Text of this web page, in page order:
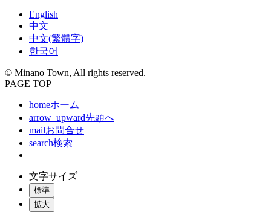
English
中文
中文(繁體字)
한국어
© Minano Town, All rights reserved.
PAGE TOP
homeホーム
arrow_upward先頭へ
mailお問合せ
search検索
文字サイズ
標準
拡大